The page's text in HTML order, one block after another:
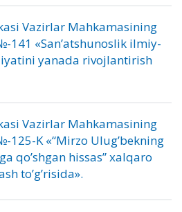
Vazirlar Mahkamasining
141 «San’atshunoslik ilmiy-
yanada rivojlantirish
Vazirlar Mahkamasining
125-K «“Mirzo Ulug’bekning
qo’shgan hissas” xalqaro
to’g’risida».